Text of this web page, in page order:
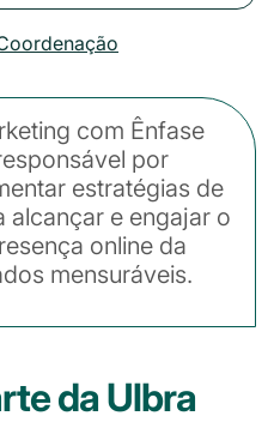
com Ênfase
por
estratégias de
alcançar e engajar o
online da
mensuráveis.
da Ulbra